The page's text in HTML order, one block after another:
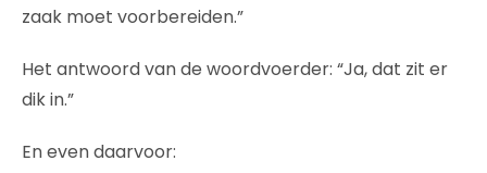
zaak moet voorbereiden.”
Het antwoord van de woordvoerder: “Ja, dat zit er
dik in.”
En even daarvoor: